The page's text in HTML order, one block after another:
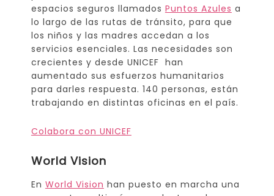
espacios seguros llamados Puntos Azules a
lo largo de las rutas de tránsito, para que
los niños y las madres accedan a los
servicios esenciales. Las necesidades son
crecientes y desde UNICEF han
aumentado sus esfuerzos humanitarios
para darles respuesta. 140 personas, están
trabajando en distintas oficinas en el país.
Colabora con UNICEF
World Vision
En World Vision han puesto en marcha una